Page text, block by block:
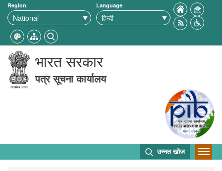
Region Language
भारत सरकार
पत्र सूचना कार्यालय
उन्नत खोज